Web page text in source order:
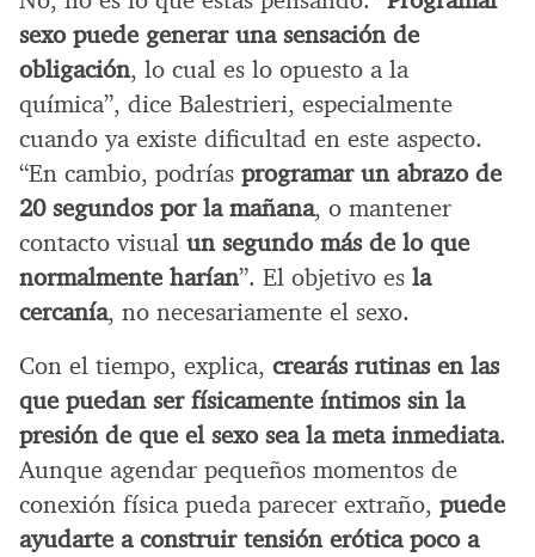
sexo puede generar una sensación de
obligación, lo cual es lo opuesto a la
química”, dice Balestrieri, especialmente
cuando ya existe dificultad en este aspecto.
“En cambio, podrías programar un abrazo de
20 segundos por la mañana, o mantener
contacto visual un segundo más de lo que
normalmente harían”. El objetivo es la
cercanía, no necesariamente el sexo.
Con el tiempo, explica, crearás rutinas en las
que puedan ser físicamente íntimos sin la
presión de que el sexo sea la meta inmediata.
Aunque agendar pequeños momentos de
conexión física pueda parecer extraño, puede
ayudarte a construir tensión erótica poco a